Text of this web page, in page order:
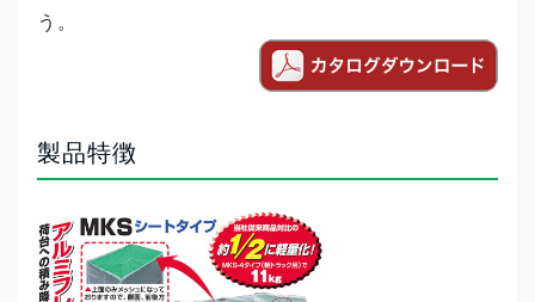
う。
製品特徴